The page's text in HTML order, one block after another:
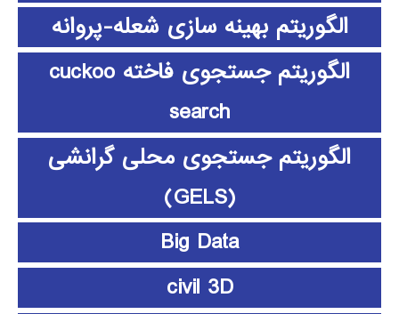
الگوریتم بهینه سازی شعله-پروانه
الگوریتم جستجوی فاخته cuckoo
search
الگوریتم جستجوی محلی گرانشی
(GELS)
Big Data
civil 3D